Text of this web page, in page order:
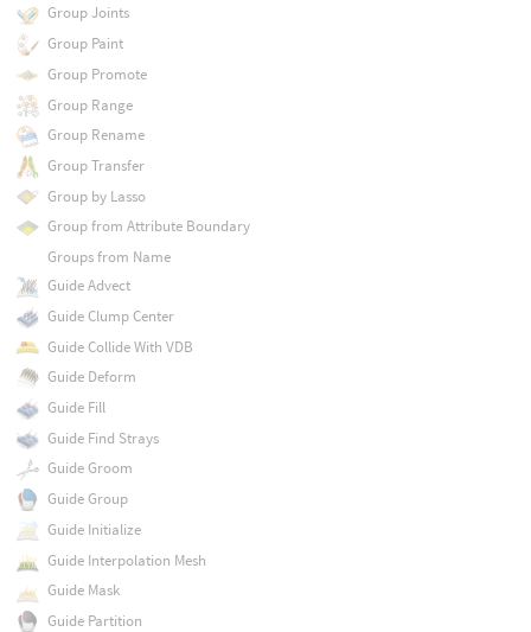
Group Joints
Group Paint
Group Promote
Group Range
Group Rename
Group Transfer
Group by Lasso
Group from Attribute Boundary
Groups from Name
Guide Advect
Guide Clump Center
Guide Collide With VDB
Guide Deform
Guide Fill
Guide Find Strays
Guide Groom
Guide Group
Guide Initialize
Guide Interpolation Mesh
Guide Mask
Guide Partition